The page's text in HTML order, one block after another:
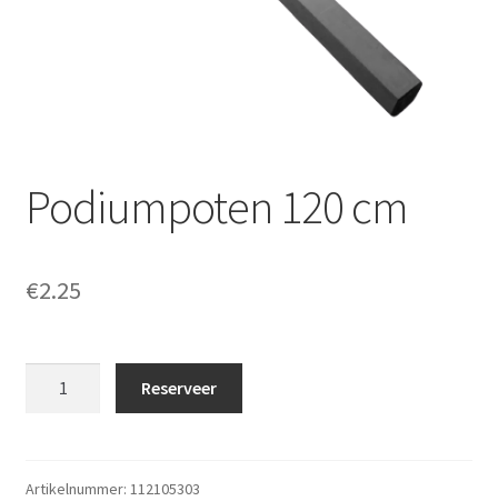
Podiumpoten 120 cm
€2.25
Reserveer
Artikelnummer: 112105303